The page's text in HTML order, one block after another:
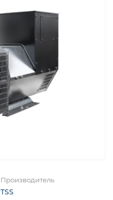
Производитель
TSS